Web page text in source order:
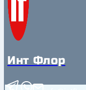
Инт Флор